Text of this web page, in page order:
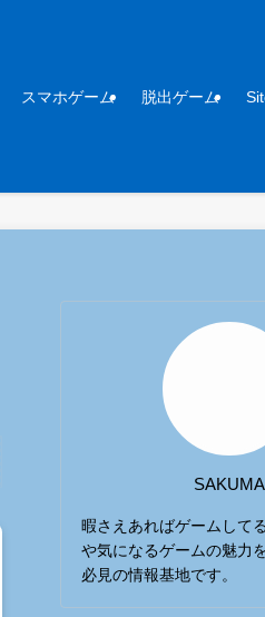
スマホゲーム 脱出ゲーム
SAKUMA
暇さえあればゲームして
や気になるゲームの魅力
必見の情報基地です。